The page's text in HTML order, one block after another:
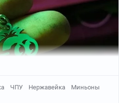
ЧПУ Нержавейка Миньоны